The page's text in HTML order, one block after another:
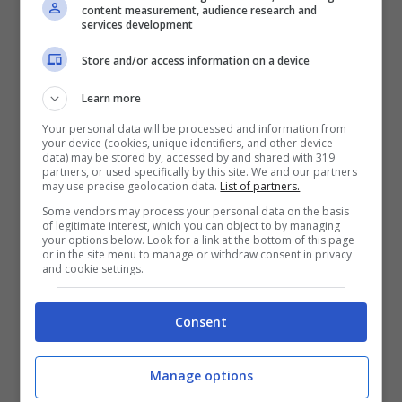
Una realtà dalla quale Cavani non ha voglia di
allontanarsi (“vivo nel presente, a Napoli sto
benissimo”), o almeno non ci pensa ora, prima
di aver scritto il suo nome nella storia del club:
“Raggiungere Maradona?Diego ha segnato
tantissimi gol, fa parte della storia azzurra:
anche a me piacerebbe lasciare un segno a
content measurement, audience research and
services development
Store and/or access information on a device
Learn more
Your personal data will be processed and information from
your device (cookies, unique identifiers, and other device
data) may be stored by, accessed by and shared with 319
partners, or used specifically by this site. We and our partners
may use precise geolocation data. List of partners.
Some vendors may process your personal data on the basis
of legitimate interest, which you can object to by managing
your options below. Look for a link at the bottom of this page
or in the site menu to manage or withdraw consent in privacy
and cookie settings.
Consent
Manage options